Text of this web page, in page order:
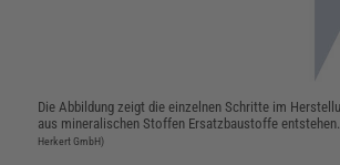
Die Abbildung zeigt die einzelnen Schritte im
aus mineralischen Stoffen Ersatzbaustoffe entstehen.
Herkert GmbH)